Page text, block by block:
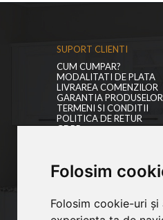
Folosim
Folosim cookie-uri
SUPORT CLIENTI
CUM CUMPAR?
MODALITATI DE PLATA
LIVRAREA COMENZILOR
GARANTIA PRODUSELOR
TERMENI SI CONDITII
POLITICA DE RETUR
GDPR